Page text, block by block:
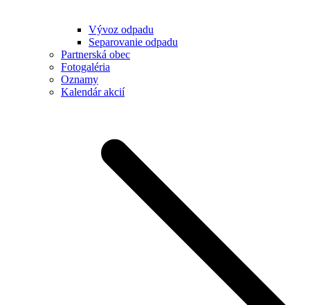
Vývoz odpadu
Separovanie odpadu
Partnerská obec
Fotogaléria
Oznamy
Kalendár akcií